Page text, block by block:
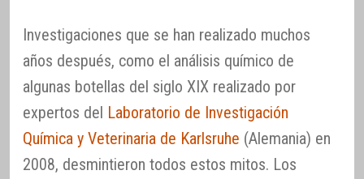
Investigaciones que se han realizado muchos
años después, como el análisis químico de
algunas botellas del siglo XIX realizado por
expertos del Laboratorio de Investigación
Química y Veterinaria de Karlsruhe (Alemania) en
2008, desmintieron todos estos mitos. Los